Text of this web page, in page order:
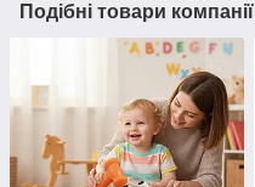
Подібні товари компанії